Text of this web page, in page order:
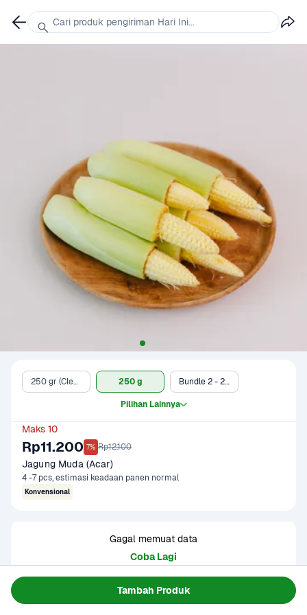
Tambah Produk
250 gr (Clearance Sale) 250 g Bundle 2 - 250 gr
Pilihan Lainnya
Maks 10
Rp11.200 7% Rp12.100
Jagung Muda (Acar)
4 -7 pcs, estimasi keadaan panen normal
Konvensional
Gagal memuat data
Coba Lagi
Informasi Produk
Cari produk pengiriman Hari Ini...